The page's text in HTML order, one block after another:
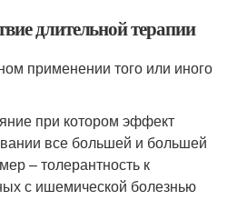
длительной терапии
применении того или иного
при котором эффект
все большей и большей
– толерантность к
с ишемической болезнью